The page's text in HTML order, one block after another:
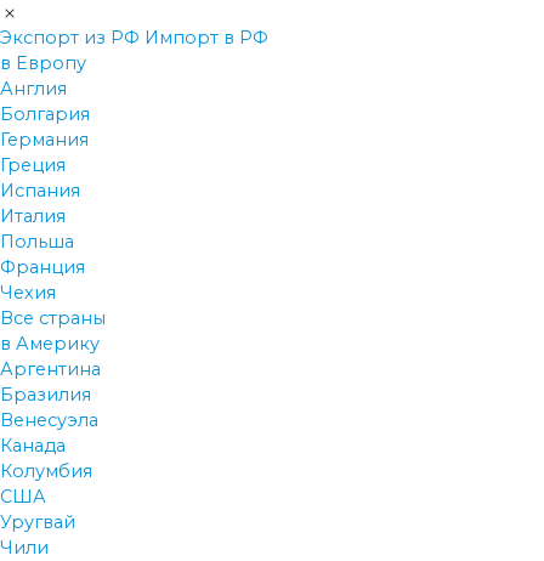
Экспорт из РФ Импорт в РФ
в Европу
Англия
Болгария
Германия
Греция
Испания
Италия
Польша
Франция
Чехия
Все страны
в Америку
Аргентина
Бразилия
Венесуэла
Канада
Колумбия
США
Уругвай
Чили